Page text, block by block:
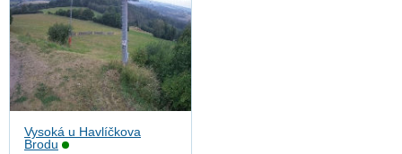
Vysoká u Havlíčkova
Brodu